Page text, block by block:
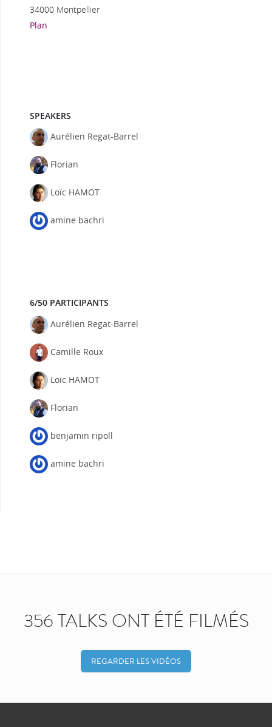
34000 Montpellier
Plan
SPEAKERS
Aurélien Regat-Barrel
Florian
Loïc HAMOT
amine bachri
6/50 PARTICIPANTS
Aurélien Regat-Barrel
Camille Roux
Loïc HAMOT
Florian
benjamin ripoll
amine bachri
356 TALKS ONT ÉTÉ FILMÉS
REGARDER LES VIDÉOS